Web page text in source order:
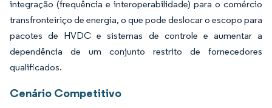
integração (frequência e interoperabilidade) para o comércio
transfronteiriço de energia, o que pode deslocar o escopo para
pacotes de HVDC e sistemas de controle e aumentar a
dependência de um conjunto restrito de fornecedores
qualificados.
Cenário Competitivo